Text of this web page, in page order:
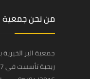
من نحن جمعية
جمعية البر